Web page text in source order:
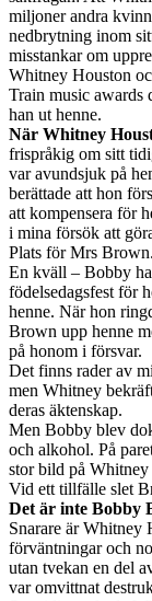
miljoner andra
nedbrytning inom
misstankar om
Whitney Houston
Train music awards
han ut henne.
När Whitney
frispråkig om sitt
var avundsjuk på
berättade att hon
att kompensera för
i mina försök att
Plats för Mrs Brown.
En kväll – Bobby
födelsedagsfest för
henne. När hon
Brown upp henne
på honom i försvar.
Det finns rader av
men Whitney
deras äktenskap.
Men Bobby blev
och alkohol. På
stor bild på
Vid ett tillfälle slet
Det är inte Bobby
Snarare är Whitney
förväntningar och
utan tvekan en del
var omvittnat